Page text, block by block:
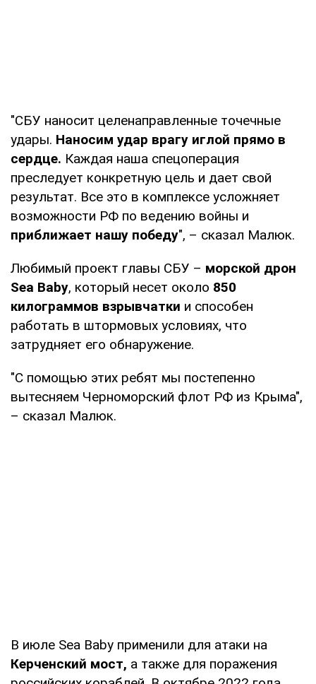
"СБУ наносит целенаправленные точечные
удары. Наносим удар врагу иглой прямо в
сердце. Каждая наша спецоперация
преследует конкретную цель и дает свой
результат. Все это в комплексе усложняет
возможности РФ по ведению войны и
приближает нашу победу", – сказал Малюк.
Любимый проект главы СБУ – морской дрон
Sea Baby, который несет около 850
килограммов взрывчатки и способен
работать в штормовых условиях, что
затрудняет его обнаружение.
"С помощью этих ребят мы постепенно
вытесняем Черноморский флот РФ из Крыма",
– сказал Малюк.
В июле Sea Baby применили для атаки на
Керченский мост, а также для поражения